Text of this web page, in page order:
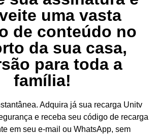
uma vasta
de conteúdo no
da sua casa,
para toda a
família!
Adquira já sua recarga Unitv
e receba seu código de recarga
em seu e-mail ou WhatsApp, sem